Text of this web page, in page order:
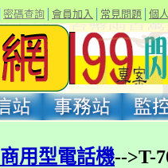
密碼查詢 會員加入 常見問題 個
商用型電話機-->T-